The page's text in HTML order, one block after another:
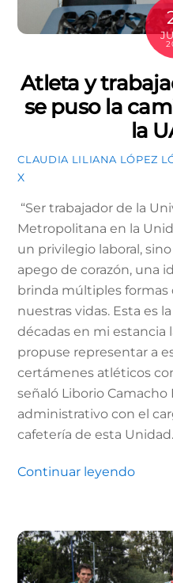
Atleta y
se puso la
la
CLAUDIA LILIANA LÓPEZ
X
“Ser trabajador de la
Metropolitana en la
un privilegio laboral,
apego de corazón, una
brinda múltiples formas
nuestras vidas. Esta es
décadas en mi estancia
propuse representar a
certámenes atléticos
señaló Liborio
administrativo con el
cafetería de esta Unidad.
Continuar leyendo